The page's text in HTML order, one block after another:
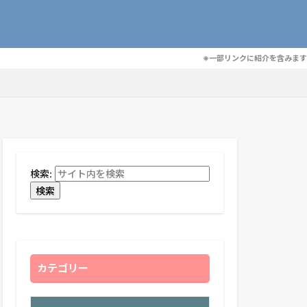
※一部リンクに紹介を含みます
検索:
検索
カテゴリー